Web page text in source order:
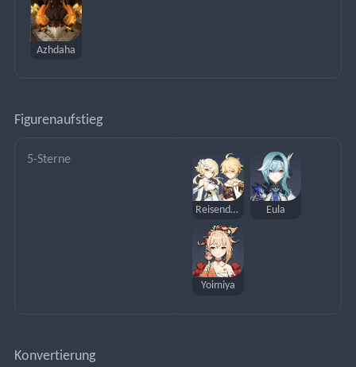
Azhdaha
Figurenaufstieg
5-Sterne
Reisender (Elektro) Eula
Yoimiya
Konvertierung